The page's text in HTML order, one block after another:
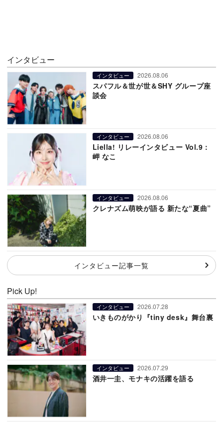
インタビュー
インタビュー 2026.08.06
スパフル＆世が世＆SHY グループ座
談会
インタビュー 2026.08.06
Liella! リレーインタビュー Vol.9：
岬 なこ
インタビュー 2026.08.06
クレナズム萌映が語る 新たな“夏曲”
インタビュー記事一覧
Pick Up!
インタビュー 2026.07.28
いきものがかり『tiny desk』舞台裏
インタビュー 2026.07.29
酒井一圭、モナキの活躍を語る